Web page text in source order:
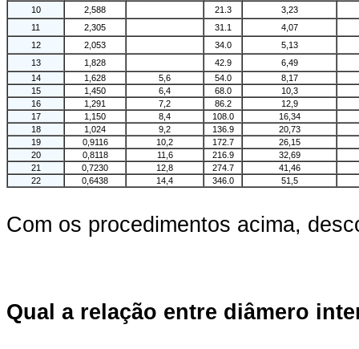
10 2,588 21.3 3,23
11
2,305 31.1 4,07
12
2,053 34.0 5,13
13
1,828 42.9 6,49
14
1,628 5,6 54.0 8,17
15
1,450 6,4 68.0 10,3
16
1,291 7,2 86.2 12,9
17
1,150 8,4 108.0 16,34
18
1,024 9,2 136.9 20,73
19
0,9116 10,2 172.7 26,15
20
0,8118 11,6 216.9 32,69
21
0,7230 12,8 274.7 41,46
22
0,6438 14,4 346.0 51,5
Com os procedimentos acima,
Qual a relação entre diâmero